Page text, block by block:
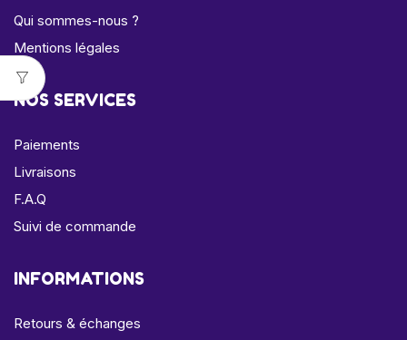
Qui sommes-nous ?
Mentions légales
NOS SERVICES
Paiements
Livraisons
F.A.Q
Suivi de commande
INFORMATIONS
Retours & échanges